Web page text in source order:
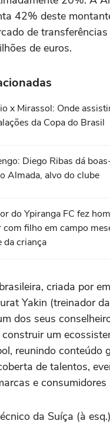
42% deste
de
de euros.
x Mirassol: Onde
da Copa do Brasil
Diego Ribas dá
Almada, alvo do clube
do Ypiranga FC fez
com filho em campo
da criança
criada por
Yakin (treinador
dos seus
um
reunindo conteúdo
de talentos,
e consumidores
da Suíça (à